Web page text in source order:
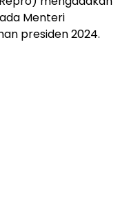
Menteri
presiden 2024.